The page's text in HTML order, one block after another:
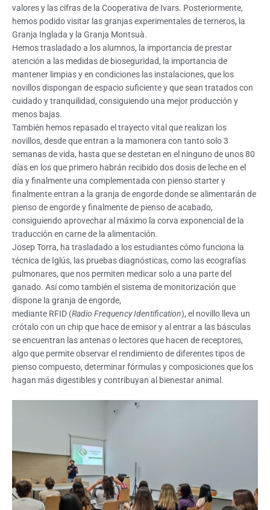
valores y las cifras de la Cooperativa de Ivars. Posteriormente,
hemos podido visitar las granjas experimentales de terneros, la
Granja Inglada y la Granja Montsuà.
Hemos trasladado a los alumnos, la importancia de prestar
atención a las medidas de bioseguridad, la importancia de
mantener limpias y en condiciones las instalaciones, que los
novillos dispongan de espacio suficiente y que sean tratados con
cuidado y tranquilidad, consiguiendo una mejor producción y
menos bajas.
También hemos repasado el trayecto vital que realizan los
novillos, desde que entran a la mamonera con tanto solo 3
semanas de vida, hasta que se destetan en el ninguno de unos 80
días en los que primero habrán recibido dos dosis de leche en el
día y finalmente una complementada con pienso starter y
finalmente entran a la granja de engorde donde se alimentarán de
pienso de engorde y finalmente de pienso de acabado,
consiguiendo aprovechar al máximo la corva exponencial de la
traducción en carne de la alimentación.
Josep Torra, ha trasladado a los estudiantes cómo funciona la
técnica de Iglús, las pruebas diagnósticas, como las ecografías
pulmonares, que nos permiten medicar solo a una parte del
ganado. Así como también el sistema de monitorización que
dispone la granja de engorde,
mediante RFID (Radio Frequency Identification), el novillo lleva un
crótalo con un chip que hace de emisor y al entrar a las básculas
se encuentran las antenas o lectores que hacen de receptores,
algo que permite observar el rendimiento de diferentes tipos de
pienso compuesto, determinar fórmulas y composiciones que los
hagan más digestibles y contribuyan al bienestar animal.